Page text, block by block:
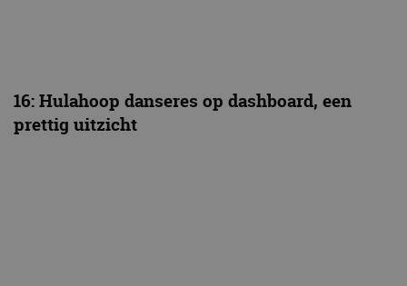
16: Hulahoop danseres op dashboard, een
prettig uitzicht